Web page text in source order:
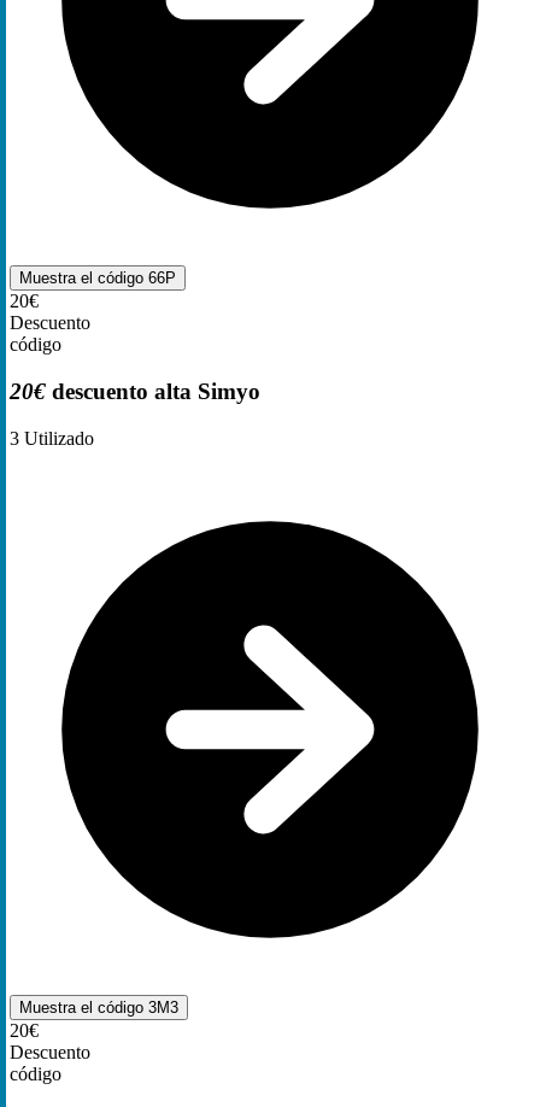
Muestra el código 66P
20€
Descuento
código
20€ descuento alta Simyo
3 Utilizado
Muestra el código 3M3
20€
Descuento
código